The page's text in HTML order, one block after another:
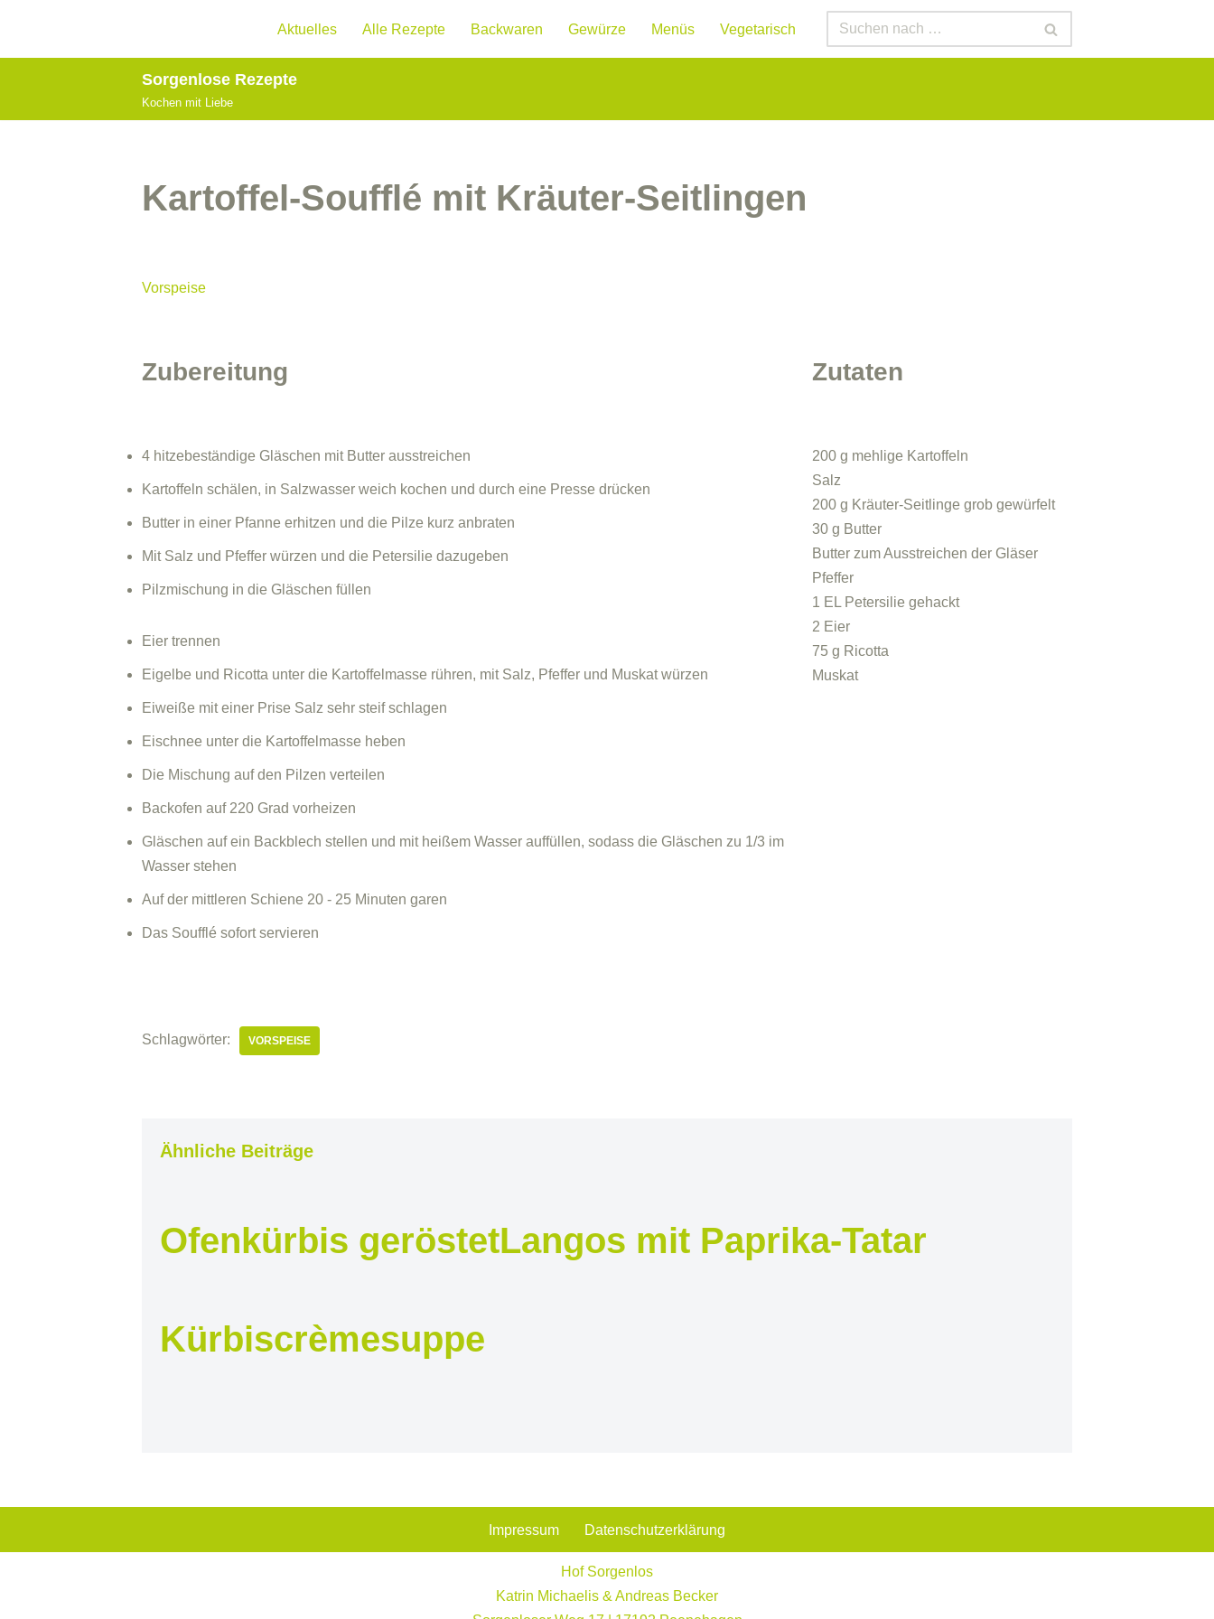
Aktuelles Alle Rezepte Backwaren Gewürze Menüs Vegetarisch
Sorgenlose Rezepte
Kochen mit Liebe
Kartoffel-Soufflé mit Kräuter-Seitlingen
Vorspeise
Zubereitung
4 hitzebeständige Gläschen mit Butter ausstreichen
Kartoffeln schälen, in Salzwasser weich kochen und durch eine Presse drücken
Butter in einer Pfanne erhitzen und die Pilze kurz anbraten
Mit Salz und Pfeffer würzen und die Petersilie dazugeben
Pilzmischung in die Gläschen füllen
Eier trennen
Eigelbe und Ricotta unter die Kartoffelmasse rühren, mit Salz, Pfeffer und Muskat würzen
Eiweiße mit einer Prise Salz sehr steif schlagen
Eischnee unter die Kartoffelmasse heben
Die Mischung auf den Pilzen verteilen
Backofen auf 220 Grad vorheizen
Gläschen auf ein Backblech stellen und mit heißem Wasser auffüllen, sodass die Gläschen zu 1/3 im
Wasser stehen
Auf der mittleren Schiene 20 - 25 Minuten garen
Das Soufflé sofort servieren
Zutaten
200 g mehlige Kartoffeln
Salz
200 g Kräuter-Seitlinge grob gewürfelt
30 g Butter
Butter zum Ausstreichen der Gläser
Pfeffer
1 EL Petersilie gehackt
2 Eier
75 g Ricotta
Muskat
Schlagwörter: VORSPEISE
Ähnliche Beiträge
Ofenkürbis geröstetLangos mit Paprika-Tatar
Kürbiscrèmesuppe
Impressum Datenschutzerklärung
Hof Sorgenlos
Katrin Michaelis & Andreas Becker